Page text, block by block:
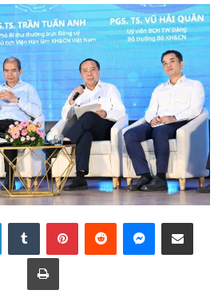
LinkedInTumblr PinterestReddit Messenger
Share via Email
Print